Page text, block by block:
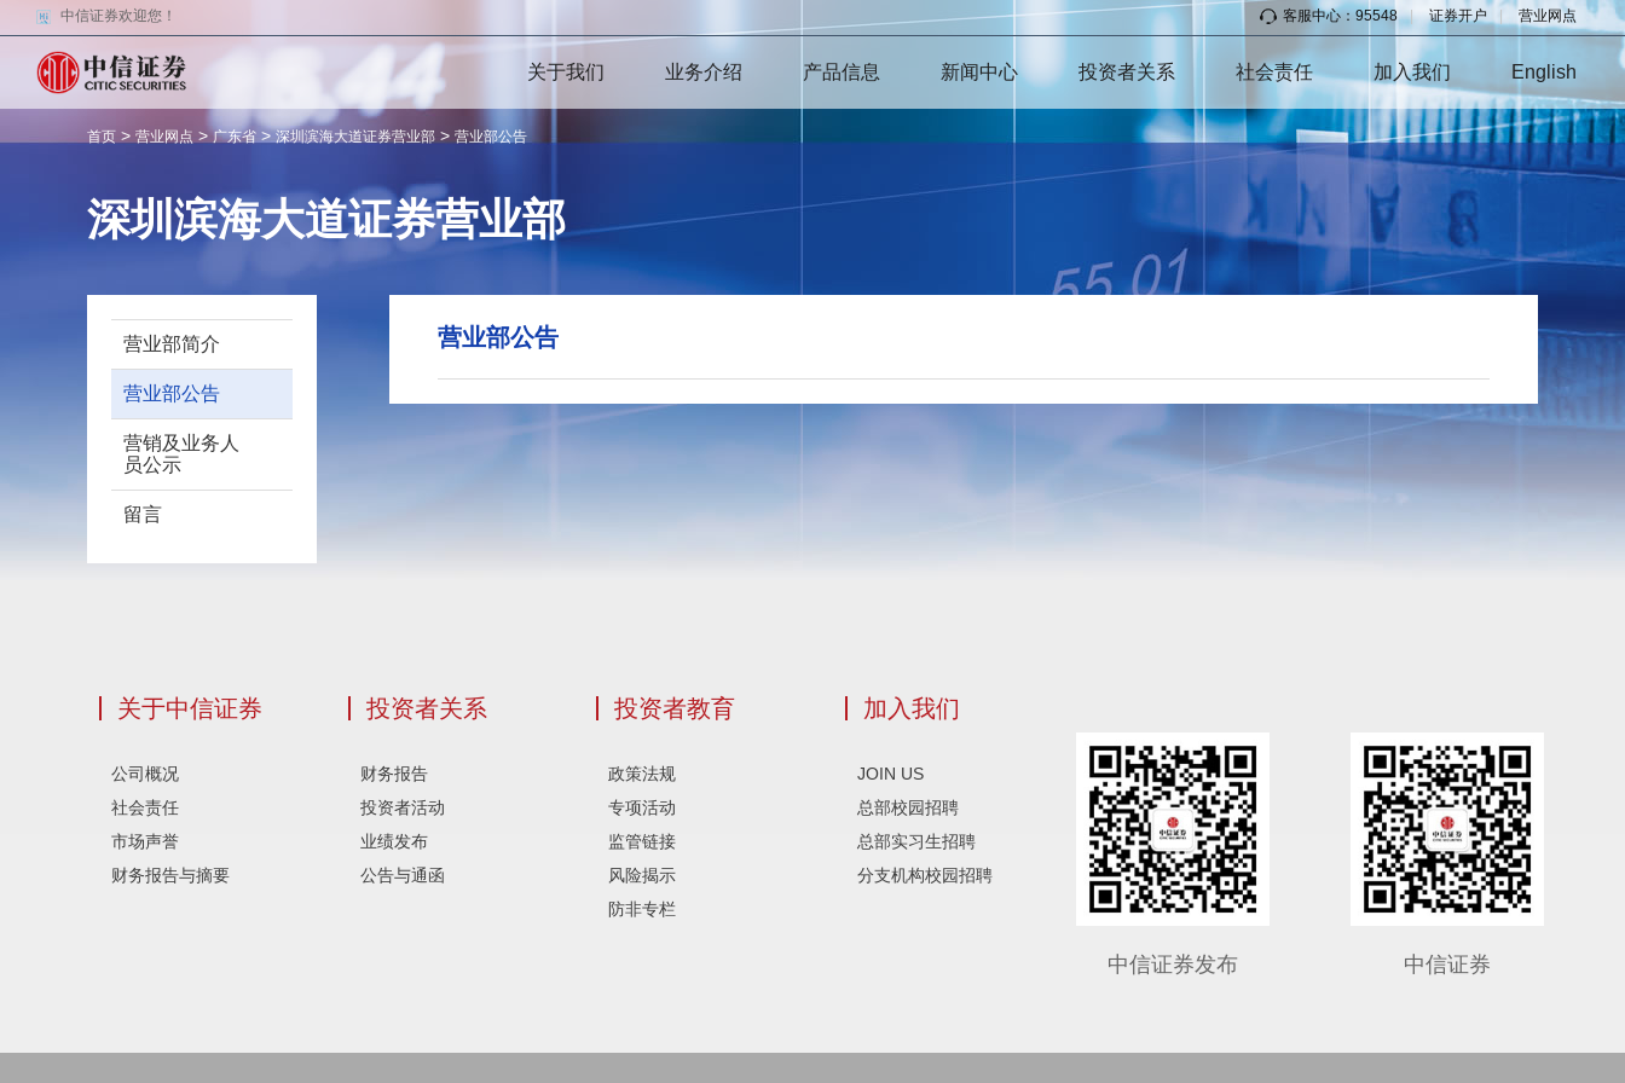
中信证券欢迎您！ 客服中心：95548 | 证券开户 营业网点
关于我们 业务介绍 产品信息 新闻中心 投资者关系 社会责任 加入我们 English
首页 > 营业网点 >广东省 >深圳滨海大道证券营业部 > 营业部公告
深圳滨海大道证券营业部
营业部简介
营业部公告
营销及业务人
员公示
留言
营业部公告
中信证券发布 中信证券
关于中信证券
公司概况
社会责任
市场声誉
财务报告与摘要
投资者关系
财务报告
投资者活动
业绩发布
公告与通函
投资者教育
政策法规
专项活动
监管链接
风险揭示
防非专栏
加入我们
JOIN US
总部校园招聘
总部实习生招聘
分支机构校园招聘